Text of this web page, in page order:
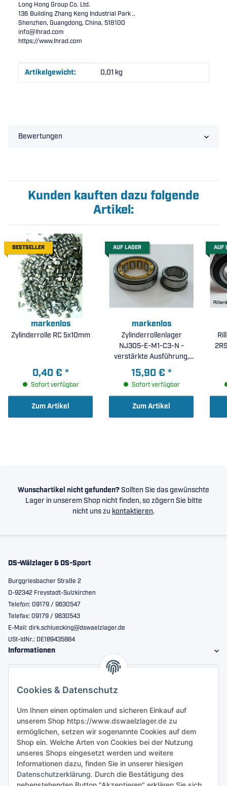
Cookies & Datenschutz
Um Ihnen einen optimalen und sicheren Einkauf auf
unserem Shop https://www.dswaelzlager.de zu
ermöglichen, setzen wir sogenannte Cookies auf dem
Shop ein. Welche Arten von Cookies bei der Nutzung
unseres Shops eingesetzt werden und weitere
Informationen dazu, finden Sie in unserer hiesigen
Datenschutzerklärung. Durch die Bestätigung des
Long Hong Group Co. Ltd.
136 Building Zhang Keng Industrial Park ..
Shenzhen, Guangdong, China, 518100
info@lhrad.com
https://www.lhrad.com
Produkteigenschaft
Wert
Artikelgewicht: 0,01 kg
Bewertungen
Kunden kauften dazu folgende
Artikel:
BESTSELLER
markenlos
Zylinderrolle RC 5x10mm
0,40 € *
Sofort verfügbar
Zum Artikel
AUF LAGER
markenlos
Zylinderrollenlager
NJ305-E-M1-C3-N -
verstärkte Ausführung,
Messingkäfig, erhöhte
radiale Lagerluft C3,
umlaufende Ringnut im
Außenring ( 25x62x17mm
)
15,90 € *
Sofort verfügbar
Zum Artikel
AUF
Wunschartikel nicht gefunden? Sollten Sie das gewünschte
Lager in unserem Shop nicht finden, so zögern Sie bitte
nicht uns zu kontaktieren.
DS-Wälzlager & DS-Sport
Burggriesbacher Straße 2
D-92342 Freystadt-Sulzkirchen
Telefon: 09179 / 9630547
Telefax: 09179 / 9630543
E-Mail: dirk.schluecking@dswaelzlager.de
USt-IdNr.: DE189435884
Informationen